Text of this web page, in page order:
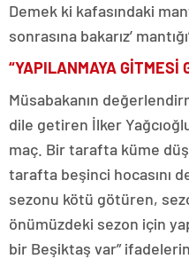
Demek ki kafasındaki
sonrasına bakarız’
“YAPILANMAYA GİTMESİ
Müsabakanın
dile getiren İlker
maç. Bir tarafta küme
tarafta beşinci hocasını
sezonu kötü götüren,
önümüzdeki sezon için
bir Beşiktaş var”